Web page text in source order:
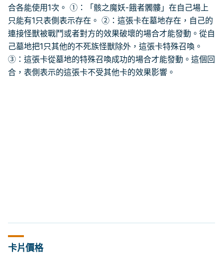
合各能使用1次。 ①：「骸之魔妖-餓者髑髏」在自己場上
只能有1只表側表示存在。 ②：這張卡在墓地存在，自己的
連接怪獸被戰鬥或者對方的效果破壞的場合才能發動。從自
己墓地把1只其他的不死族怪獸除外，這張卡特殊召喚。
③：這張卡從墓地的特殊召喚成功的場合才能發動。這個回
合，表側表示的這張卡不受其他卡的效果影響。
卡片價格